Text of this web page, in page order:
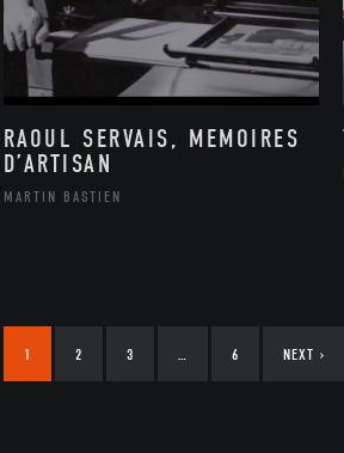
RAOUL SERVAIS, MEMOIRES
D’ARTISAN
MARTIN BASTIEN
1 2 3 … 6 NEXT ›